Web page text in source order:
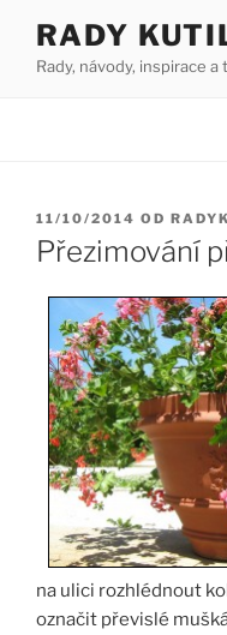
obsahu
RADY
Rady, návody, inspirace
PUBLIKOVÁNO
11/10/2014 OD
Přezimování
na ulici rozhlédnout
označit převislé